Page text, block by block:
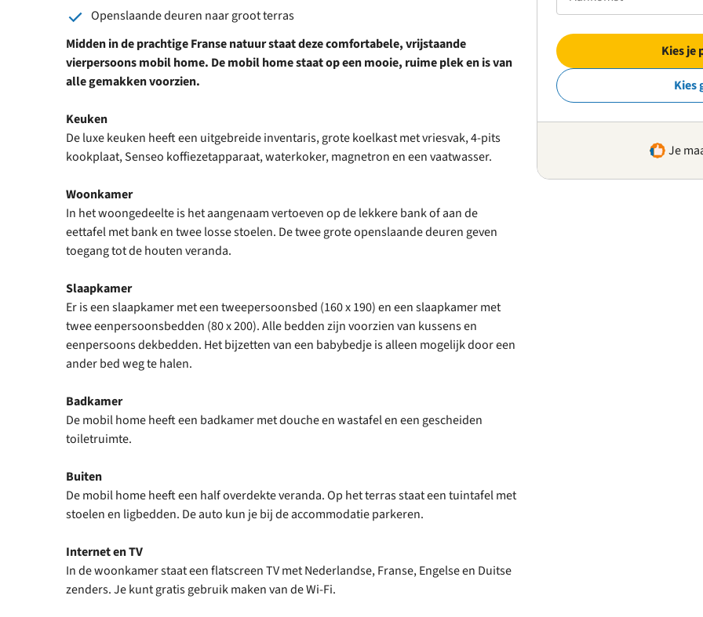
Openslaande deuren naar groot terras
Midden in de prachtige Franse natuur staat deze comfortabele, vrijstaande
vierpersoons mobil home. De mobil home staat op een mooie, ruime plek en is van
alle gemakken voorzien.
Keuken
De luxe keuken heeft een uitgebreide inventaris, grote koelkast met vriesvak, 4-pits
kookplaat, Senseo koffiezetapparaat, waterkoker, magnetron en een vaatwasser.
Woonkamer
In het woongedeelte is het aangenaam vertoeven op de lekkere bank of aan de
eettafel met bank en twee losse stoelen. De twee grote openslaande deuren geven
toegang tot de houten veranda.
Slaapkamer
Er is een slaapkamer met een tweepersoonsbed (160 x 190) en een slaapkamer met
twee eenpersoonsbedden (80 x 200). Alle bedden zijn voorzien van kussens en
eenpersoons dekbedden. Het bijzetten van een babybedje is alleen mogelijk door een
ander bed weg te halen.
Badkamer
De mobil home heeft een badkamer met douche en wastafel en een gescheiden
toiletruimte.
Buiten
De mobil home heeft een half overdekte veranda. Op het terras staat een tuintafel met
stoelen en ligbedden. De auto kun je bij de accommodatie parkeren.
Internet en TV
In de woonkamer staat een flatscreen TV met Nederlandse, Franse, Engelse en Duitse
zenders. Je kunt gratis gebruik maken van de Wi-Fi.
Kies je
Kies
Je